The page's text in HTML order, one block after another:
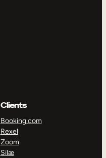
Clients
Booking.com
Rexel
Zoom
Silæ